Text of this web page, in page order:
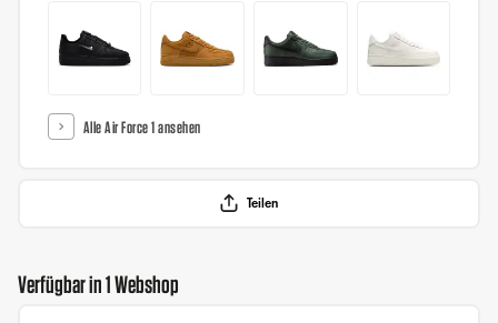
Alle Air Force 1 ansehen
Teilen
Verfügbar in 1 Webshop